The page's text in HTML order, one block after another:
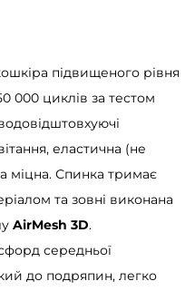
підвищеного рівня
000 циклів за тестом
еластична (не
міцна. Спинка тримає
та зовні виконана
AirMesh 3D.
середньої
до подряпин, легко